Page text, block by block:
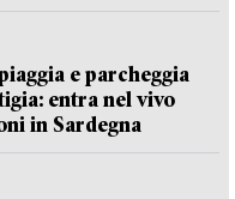
e parcheggia
entra nel vivo
in Sardegna